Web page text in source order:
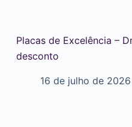
Placas de Excelência –
desconto
16 de julho de 2026